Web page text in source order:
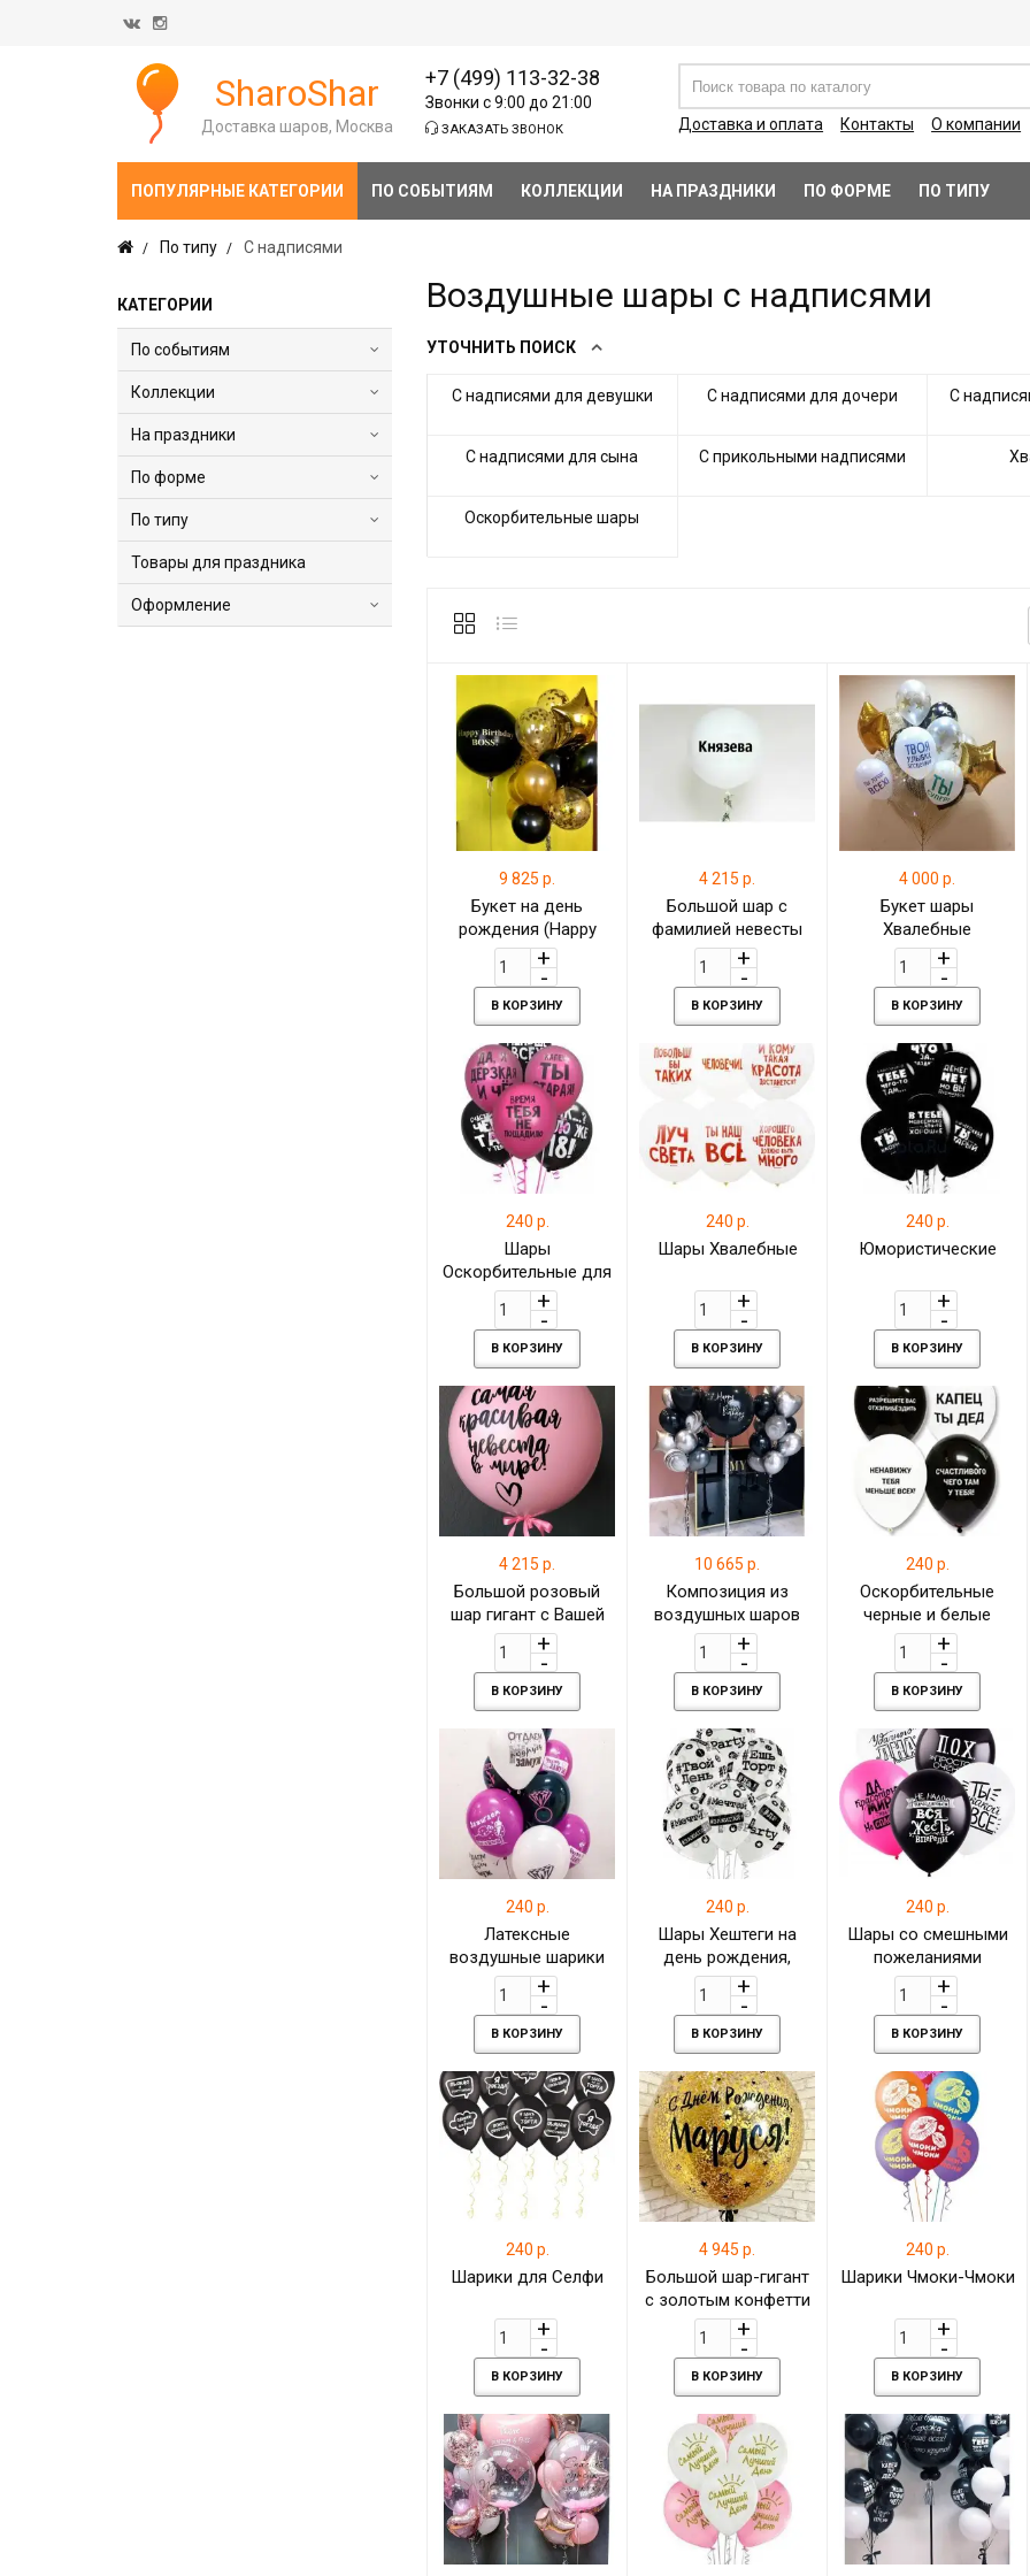
SharoShar
Доставка шаров, Москва
+7 (499) 113-32-38
Звонки с 9:00 до 21:00
ЗАКАЗАТЬ ЗВОНОК Доставка и оплата Контакты О компании
ПОПУЛЯРНЫЕ КАТЕГОРИИ ПО СОБЫТИЯМ КОЛЛЕКЦИИ НА ПРАЗДНИКИ ПО ФОРМЕ ПО ТИПУ
По типу С надписями
КАТЕГОРИИ
По событиям
Коллекции
На праздники
По форме
По типу
Товары для праздника
Оформление
Воздушные шары с надписями
УТОЧНИТЬ ПОИСК
С надписями для девушки С надписями для дочери С
С надписями для сына С прикольными надписями
Оскорбительные шары
9 825 р.
Букет на день
рождения (Happy
Birthday)
В КОРЗИНУ
4 215 р.
Большой шар с
фамилией невесты
В КОРЗИНУ
4 000 р.
Букет шары
Хвалебные
В КОРЗИНУ
240 р.
Шары
Оскорбительные для
нее
В КОРЗИНУ
240 р.
Шары Хвалебные
В КОРЗИНУ
240 р.
Юмористические
В КОРЗИНУ
4 215 р.
Большой розовый
шар гигант с Вашей
личной надписью
В КОРЗИНУ
10 665 р.
Композиция из
воздушных шаров
Черно-серебрянные
шары и большой шар
с надписью
В КОРЗИНУ
240 р.
Оскорбительные
черные и белые
В КОРЗИНУ
240 р.
Латексные
воздушные шарики
на девичник с гелием
В КОРЗИНУ
240 р.
Шары Хештеги на
день рождения,
прозрачные
В КОРЗИНУ
240 р.
Шары со смешными
пожеланиями
девушке
В КОРЗИНУ
240 р.
Шарики для Селфи
В КОРЗИНУ
4 945 р.
Большой шар-гигант
с золотым конфетти
и Вашей надписью
В КОРЗИНУ
240 р.
Шарики Чмоки-Чмоки
В КОРЗИНУ